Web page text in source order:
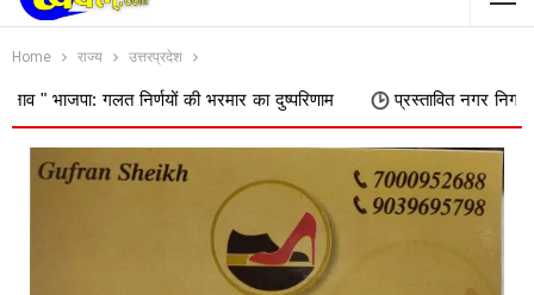
Home राज्य उत्तरप्रदेश
निर्णयों की भरमार का दुष्परिणाम प्रस्तावित नगर निगम में शामिल किए